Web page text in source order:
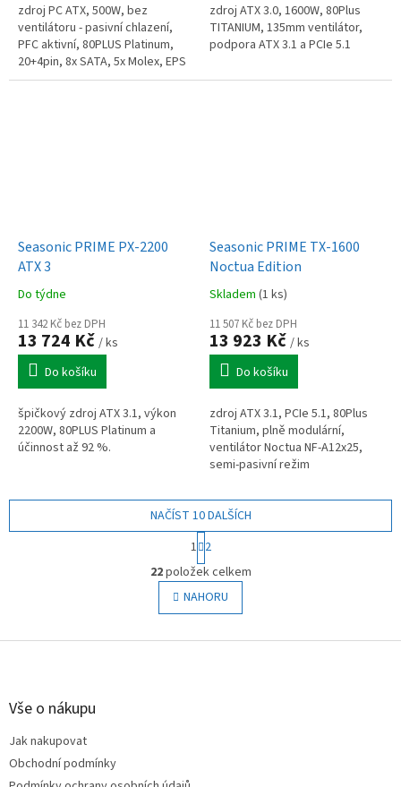
zdroj PC ATX, 500W, bez
ventilátoru - pasivní chlazení,
PFC aktivní, 80PLUS Platinum,
20+4pin, 8x SATA, 5x Molex, EPS
8-pin (4+4), 2x PCIe 8-pin (6+2),
zdroj ATX 3.0, 1600W, 80Plus
TITANIUM, 135mm ventilátor,
podpora ATX 3.1 a PCIe 5.1
Seasonic PRIME PX-2200
ATX 3
Do týdne
11 342 Kč bez DPH
13 724 Kč / ks
Do košíku
špičkový zdroj ATX 3.1, výkon
2200W, 80PLUS Platinum a
účinnost až 92 %.
Seasonic PRIME TX-1600
Noctua Edition
Skladem (1 ks)
11 507 Kč bez DPH
13 923 Kč / ks
Do košíku
zdroj ATX 3.1, PCIe 5.1, 80Plus
Titanium, plně modulární,
ventilátor Noctua NF-A12x25,
semi-pasivní režim
O
v
l
á
a
NAČÍST 10 DALŠÍCH
S
t
r
á
n
k
v
1 2
22položek celkem
NAHORU
Z
Vše o nákupu
Jak nakupovat
Obchodní podmínky